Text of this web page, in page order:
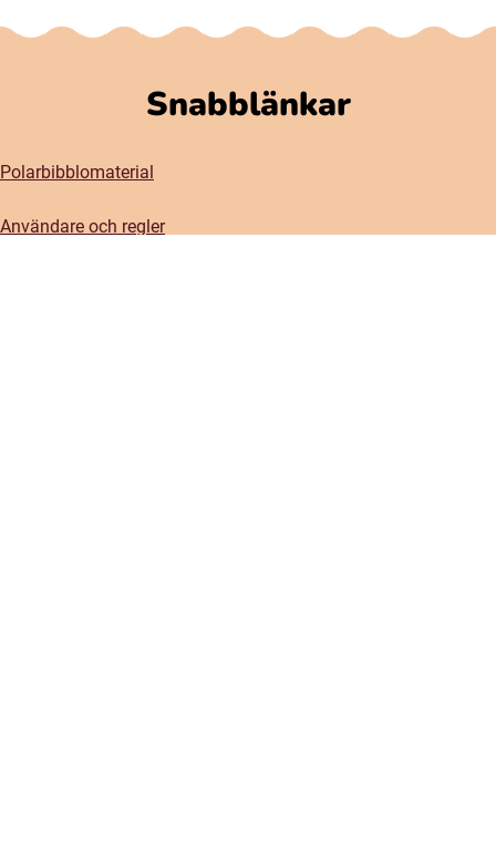
Snabblänkar
Polarbibblomaterial
Användare och regler